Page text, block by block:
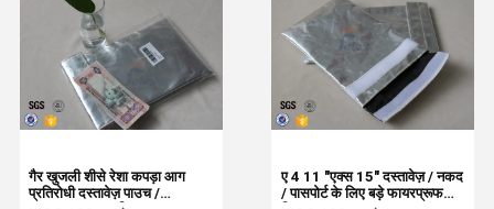
ए 4 11 "एक्स 15" दस्तावेज़ / नकद
/ पासपोर्ट के लिए बड़े फायरप्रूफ
गैर खुजली शीसे रेशा कपड़ा आग
प्रतिरोधी दस्तावेज़ पाउच /